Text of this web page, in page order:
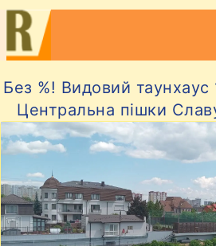
Без %! Видовий
Центральна пішки